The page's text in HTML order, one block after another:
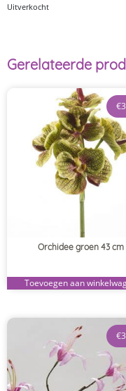
Uitverkocht
Gerelateerde
Orchidee groen 43 cm
€
Toevoegen aan
€